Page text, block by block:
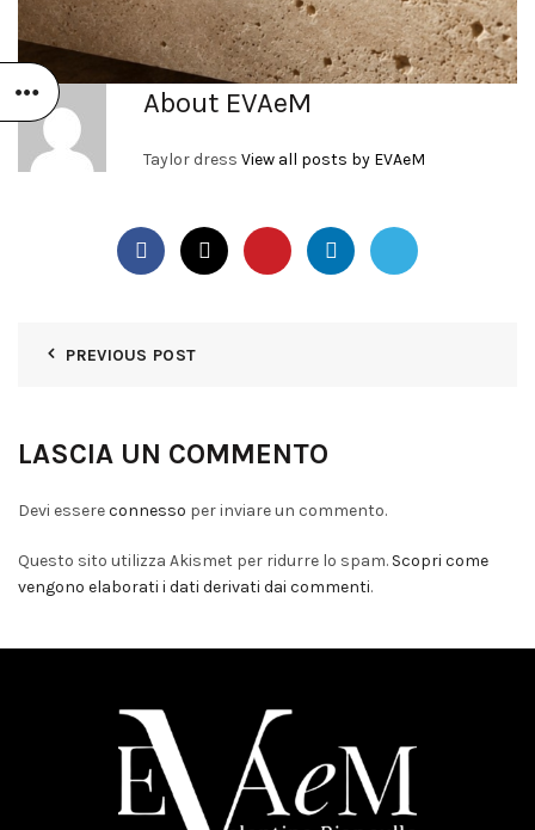
About EVAeM
Taylor dress View all posts by EVAeM
PREVIOUS POST
LASCIA UN COMMENTO
Devi essereconnesso per inviare un commento.
Questo sito utilizza Akismet per ridurre lo spam. Scopri come
vengono elaborati i dati derivati dai commenti.